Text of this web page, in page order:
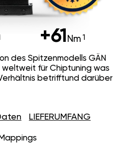
+61 Nm
des Spitzenmodells GÄN
für Chiptuning was
betrifftund darüber
LIEFERUMFANG